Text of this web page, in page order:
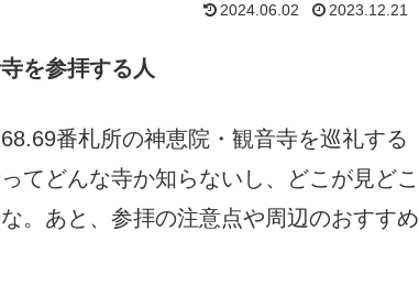
2024.06.02 2023.12.21
を参拝する人
番札所の神恵院・観音寺を巡礼する
てどんな寺か知らないし、どこが見どこ
。あと、参拝の注意点や周辺のおすすめ